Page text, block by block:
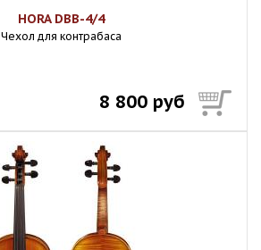
HORA DBB-4/4
Чехол для контрабаса
8 800 руб